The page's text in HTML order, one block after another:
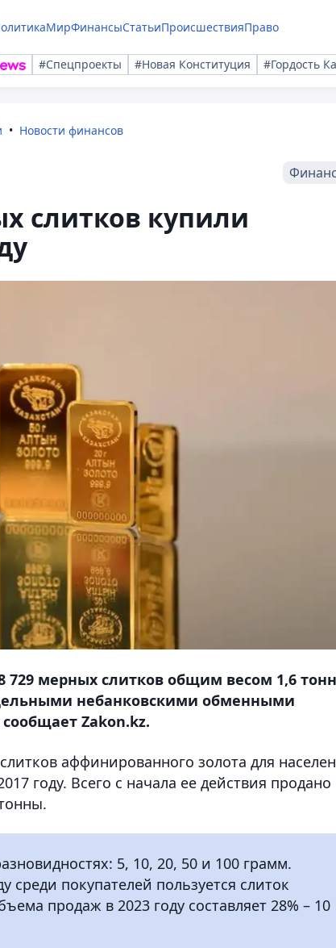
МирФинансыСтатьиПроисшествияПраво
#Спецпроекты #Новая Конституция #Гордость
Новости финансов
слитков купили
мерных слитков общим весом 1,6
небанковскими обменными
Zakon.kz.
аффинированного золота для
году. Всего с начала ее действия продано
5, 10, 20, 50 и 100 грамм.
покупателей пользуется слиток
продаж в 2023 году составляет 28% – 10